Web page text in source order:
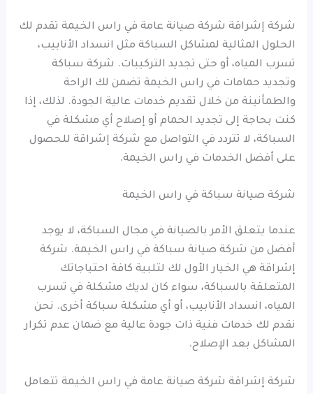
شركة إشراقة شركة صيانة عامة في راس الخيمة تقدم لك
الحلول المثالية لمشاكل السباكة مثل انسداد الأنابيب،
تسرب المياه، أو حتى تجديد التركيبات. شركة سباكة
وتجديد حمامات في راس الخيمة تضمن لك الراحة
والطمأنينة من خلال تقديم خدمات عالية الجودة. لذلك، إذا
كنت بحاجة إلى تجديد الحمام أو إصلاح أي مشكلة في
السباكة، لا تتردد في التواصل مع شركة إشراقة للحصول
على أفضل الخدمات في راس الخيمة.
شركة صيانة سباكة في راس الخيمة
عندما يتعلق الأمر بالصيانة في مجال السباكة، لا يوجد
أفضل من شركة صيانة سباكة في راس الخيمة. شركة
إشراقة هي الخيار الأول لك لتلبية كافة احتياجاتك
المتعلقة بالسباكة، سواء كان لديك مشكلة في تسرب
المياه، انسداد الأنابيب، أو أي مشكلة سباكة أخرى. نحن
نقدم لك خدمات فنية ذات جودة عالية مع ضمان عدم تكرار
المشاكل بعد الإصلاح.
شركة إشراقة شركة صيانة عامة في راس الخيمة تتعامل